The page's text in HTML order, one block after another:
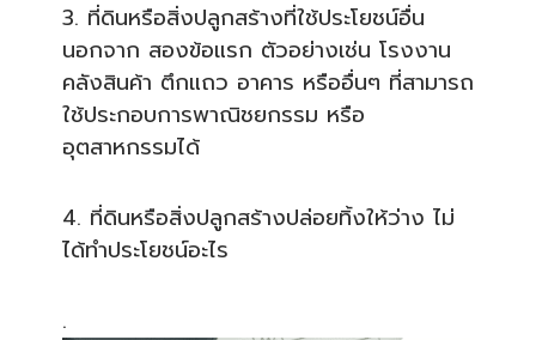
3. ที่ดินหรือสิ่งปลูกสร้างที่ใช้ประโยชน์อื่น
นอกจาก สองข้อแรก ตัวอย่างเช่น โรงงาน
คลังสินค้า ตึกแถว อาคาร หรืออื่นๆ ที่สามารถ
ใช้ประกอบการพาณิชยกรรม หรือ
อุตสาหกรรมได้
4. ที่ดินหรือสิ่งปลูกสร้างปล่อยทิ้งให้ว่าง ไม่
ได้ทำประโยชน์อะไร
.